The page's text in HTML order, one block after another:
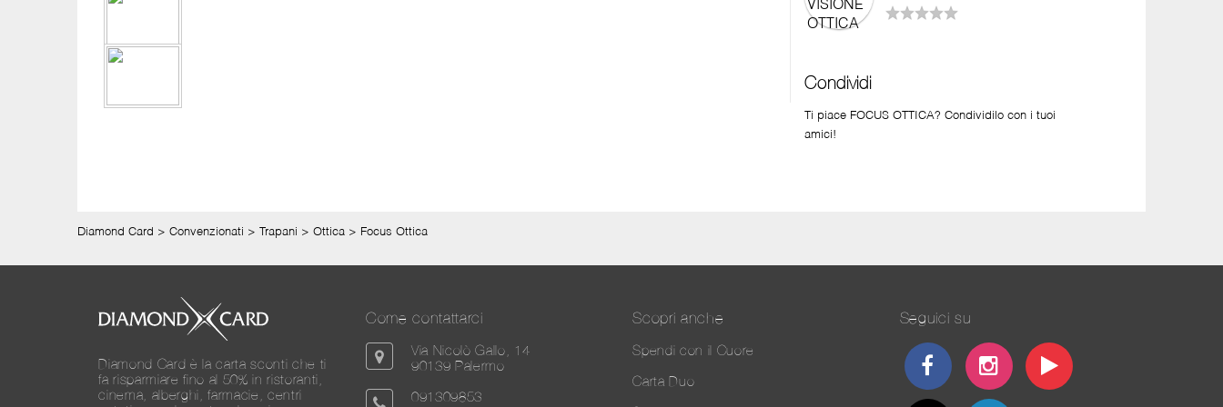
Condividi
Ti piace FOCUS OTTICA? Condividilo con i tuoi
amici!
Diamond Card > Convenzionati > Trapani > Ottica > Focus Ottica
Diamond Card è la carta sconti che ti
fa risparmiare fino al 50% in ristoranti,
cinema, alberghi, farmacie, centri
Come contattarci
Via Nicolò Gallo, 14
90139 Palermo
091309853
Scopri anche
Spendi con il Cuore
Carta Duo
Seguici su